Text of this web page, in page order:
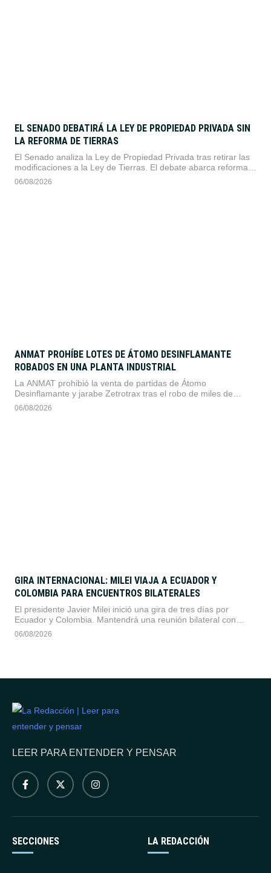
EL SENADO DEBATIRÁ LA LEY DE PROPIEDAD PRIVADA SIN
LA REFORMA DE TIERRAS
El Senado analiza la Ley de Propiedad Privada tras retirar las
modificaciones a la Ley de Tierras. El debate abarca reformas
al Código Civil sobre desalojos, la eliminación de restricciones
06/08/2026
ANMAT PROHÍBE LOTES DE ÁTOMO DESINFLAMANTE
ROBADOS EN UNA PLANTA INDUSTRIAL
La ANMAT prohibió la venta de partidas de Átomo
Desinflamante y jarabe Zetrotrax tras el robo de miles de
unidades en una planta de Haedo. La medida busca evitar
06/08/2026
GIRA INTERNACIONAL: MILEI VIAJA A ECUADOR Y
COLOMBIA PARA ENCUENTROS BILATERALES
El presidente Javier Milei inició una gira de tres días por
Ecuador y Colombia. Mantendrá una reunión bilateral con
Daniel Noboa en Quito y asistirá en Santiago de Cali a la toma
06/08/2026
LA REDACCIÓN
SECCIONES
LEER PARA ENTENDER Y PENSAR